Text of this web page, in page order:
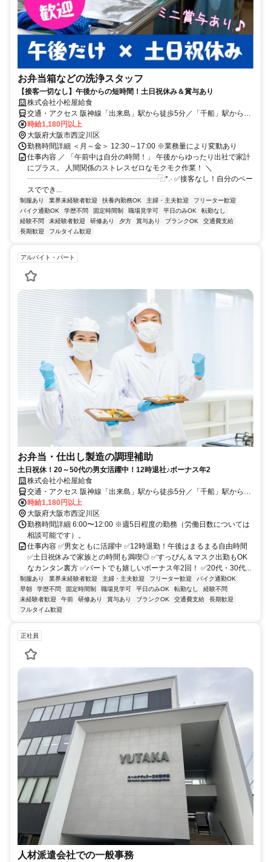
お弁当箱などの洗浄スタッフ
【接客一切なし】午後からの短時間！土日祝休み＆賞与あり
株式会社小松屋給食
交通・アクセス 阪神線「出来島」駅から徒歩5分／「千船」駅から徒
歩7分
時給1,180円以上
大阪府大阪市西淀川区
勤務時間詳細 ＜月～金＞ 12:30～17:00 ※業務量により変動あり
仕事内容 ／ 「午前中は自分の時間！」 午後からゆったり出社で家計
にプラス。 人間関係のストレスゼロなモクモク作業！ ＼
┈┈┈┈┈┈┈┈┈┈┈┈┈┈┈┈┈┈⿻*.· ✅接客なし！自分のペー
スででき...
制服あり 業界未経験者歓迎 扶養内勤務OK 主婦・主夫歓迎
フリーター歓迎
バイク通勤OK
学歴不問 固定時間制 職場見学可 平日のみOK
転勤なし
経験不問
未経験者歓迎 研修あり 夕方 賞与あり ブランクOK
交通費支給
長期歓迎
フルタイム歓迎
アルバイト・パート
お弁当・仕出し製造の調理補助
土日祝休！20～50代の男女活躍中！12時退社♪ボーナス年2
株式会社小松屋給食
交通・アクセス 阪神線「出来島」駅から徒歩5分／「千船」駅から徒
歩7分
時給1,180円以上
大阪府大阪市西淀川区
勤務時間詳細 6:00〜12:00 ※週5日程度の勤務（労働日数については
相談可能です）。
仕事内容 ✅男女ともに活躍中 ✅12時退勤！午後はまるまる自由時間
✅土日祝休みで家族との時間も満喫◎ ✅すっぴん＆マスク出勤もOK
なカンタン裏方 ✅パートでも嬉しいボーナス年2回！ ✅20代・30代...
制服あり 業界未経験者歓迎 主婦・主夫歓迎 フリーター歓迎
バイク通勤OK
早朝
学歴不問 固定時間制 職場見学可 平日のみOK 転勤なし
経験不問
未経験者歓迎
午前 研修あり 賞与あり ブランクOK 交通費支給
長期歓迎
フルタイム歓迎
正社員
人材派遣会社での一般事務